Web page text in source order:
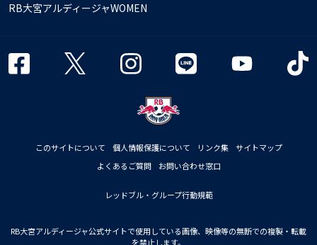
RB大宮アルディージャWOMEN
このサイトについて 個人情報保護について リンク集
サイトマップ
よくあるご質問
お問い合わせ窓口
レッドブル・グループ行動規範
RB大宮アルディージャ公式サイトで使用している画像、映像等の無断での複製・転載
を禁止します。